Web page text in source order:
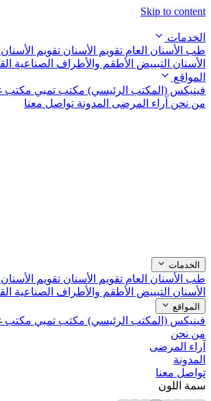
Skip to content
الخدمات
طب الأسنان العام تقويم الأسنان تقويم
الأسنان التبييض الأطقم والأطراف الصناعية
المواقع
فينيكس (المكتب الرئيسي) مكتب تمبي مكتب
من نحن آراء المرضى المدونة تواصل معنا
الخدمات
طب الأسنان العام تقويم الأسنان تقويم
الأسنان التبييض الأطقم والأطراف الصناعية
المواقع
فينيكس (المكتب الرئيسي) مكتب تمبي مكتب
من نحن
آراء المرضى
المدونة
تواصل معنا
سمة اللون